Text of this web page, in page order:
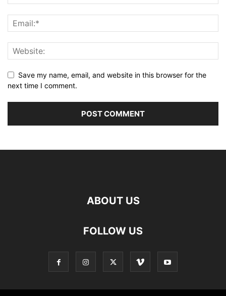
Save my name, email, and website in this browser for the
next time I comment.
ABOUT US
FOLLOW US